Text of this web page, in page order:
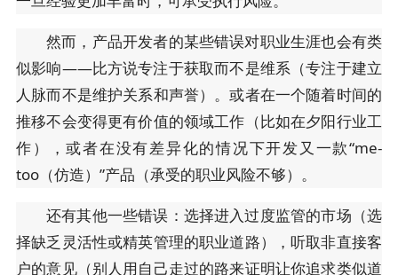
然而，产品开发者的某些错误对职业生涯也会有类
似影响——比方说专注于获取而不是维系（专注于建立
人脉而不是维护关系和声誉）。或者在一个随着时间的
推移不会变得更有价值的领域工作（比如在夕阳行业工
作），或者在没有差异化的情况下开发又一款“me-
too（仿造）”产品（承受的职业风险不够）。
还有其他一些错误：选择进入过度监管的市场（选
择缺乏灵活性或精英管理的职业道路），听取非直接客
户的意见（别人用自己走过的路来证明让你追求类似道